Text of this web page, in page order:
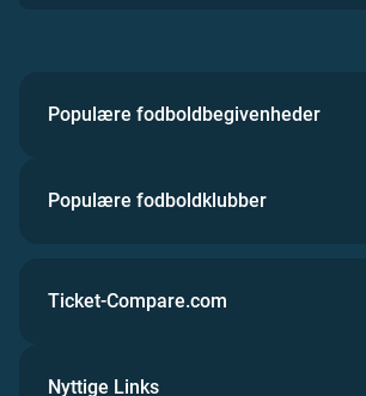
Populære fodboldbegivenheder
Populære fodboldklubber
Ticket-Compare.com
Nyttige Links